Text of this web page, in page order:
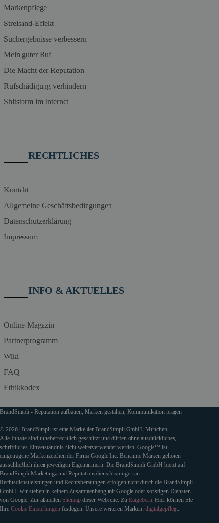
Markenpflege
Streisand-Effekt
Suchergebnisse verbessern
Mein guter Ruf
Die Macht der Reputation
Rufschädigung verhindern
Shitstorm im Internet
RECHTLICHES
Kontakt
Allgemeine Geschäftsbedingungen
Datenschutzerklärung
Impressum
INFO & AKTUELLES
Online-Magazin
Partnerprogramm
Wiki
FAQ
Ethikkodex
BrandSimpli - Reputation aufbauen, Marken gestalten, Kommunikation prägen
© 2026 | BrandSimpli ist eine Marke der BrandSimpli GmbH, München.
Alle Inhalte sind urheberrechtlich geschützt und dürfen ohne ausdrückliches,
schriftliches Einverständnis nicht weiterverwendet werden. Google™ ist
eingetragene Markenzeichen der Firma Google Inc. Benannte Marken gehören
ausschließlich ihren jeweiligen Eigentürmern. Die BrandSimpli GmbH bietet auf
BrandSimpli Marketing- und Reputationsdienstleistungen an.
Rechtsdienstleistungen und Rechtsberatungen erfolgen nicht durch die BrandSimpli
GmbH. Wir stehen in keinem Zusammenhang mit Google oder sonstigen Diensten
von Google. Zur aktuellen Sitemap dieser Webseite. Zu Ratgebern . Hier können Sie
Ihre Cookie Einstellungen festlegen. Unsere weiteren Marken: digitalgepflegt